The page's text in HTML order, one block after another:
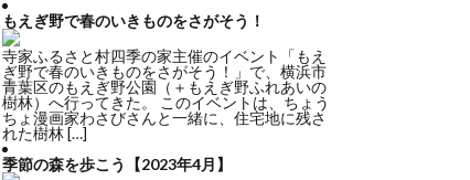
a
g
t
t
u
T
もえぎ野で春のいきものをさがそう！
寺家ふるさと村四季の家主催のイベント「もえ
ぎ野で春のいきものをさがそう！」で、横浜市
青葉区のもえぎ野公園（＋もえぎ野ふれあいの
樹林）へ行ってきた。 このイベントは、ちょう
ちょ漫画家わさびさんと一緒に、住宅地に残さ
れた樹林 […]
季節の森を歩こう【2023年4月】